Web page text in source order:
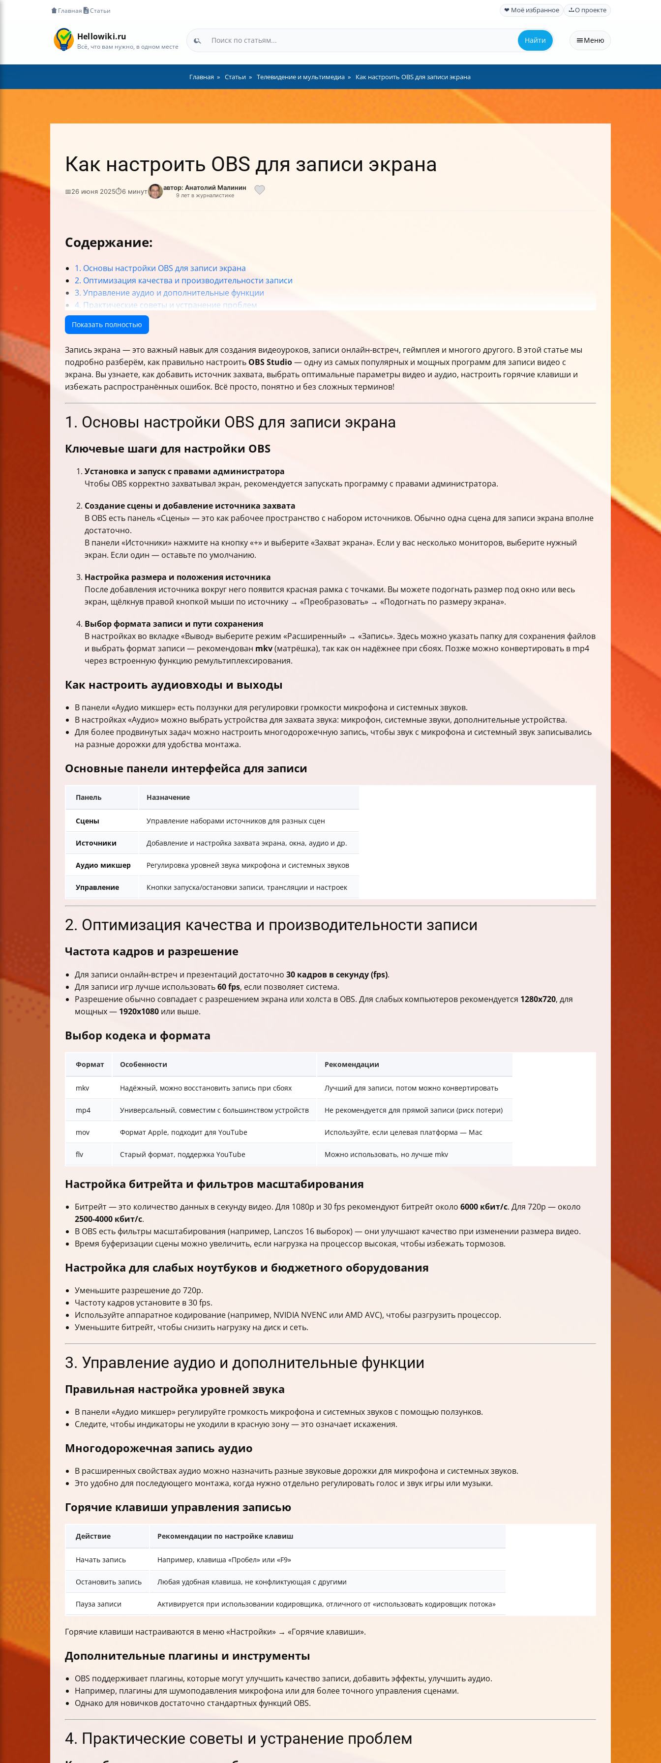
Главная Статьи ❤ Моё избранное О проекте
Hellowiki.ru
Всё, что вам нужно, в одном месте
Найти Меню
Главная Статьи Телевидение и мультимедиа Как настроить OBS для записи экрана
Как настроить OBS для записи экрана
📅26 июня 2025⏱6 минут автор: Анатолий Малинин
9 лет в журналистике
Содержание:
1. Основы настройки OBS для записи экрана
2. Оптимизация качества и производительности записи
3. Управление аудио и дополнительные функции
4. Практические советы и устранение проблем
Итог
Показать полностью
Запись экрана — это важный навык для создания видеоуроков, записи онлайн-встреч, геймплея и многого другого. В этой статье мы
подробно разберём, как правильно настроить OBS Studio— одну из самых популярных и мощных программ для записи видео с
экрана. Вы узнаете, как добавить источник захвата, выбрать оптимальные параметры видео и аудио, настроить горячие клавиши и
избежать распространённых ошибок. Всё просто, понятно и без сложных терминов!
1. Основы настройки OBS для записи экрана
Ключевые шаги для настройки OBS
Установка и запуск с правами администратора
Чтобы OBS корректно захватывал экран, рекомендуется запускать программу с правами администратора.
Создание сцены и добавление источника захвата
В OBS есть панель «Сцены» — это как рабочее пространство с набором источников. Обычно одна сцена для записи экрана вполне
достаточно.
В панели «Источники» нажмите на кнопку «+» и выберите «Захват экрана». Если у вас несколько мониторов, выберите нужный
экран. Если один — оставьте по умолчанию.
Настройка размера и положения источника
После добавления источника вокруг него появится красная рамка с точками. Вы можете подогнать размер под окно или весь
экран, щёлкнув правой кнопкой мыши по источнику → «Преобразовать» → «Подогнать по размеру экрана».
Выбор формата записи и пути сохранения
В настройках во вкладке «Вывод» выберите режим «Расширенный» → «Запись». Здесь можно указать папку для сохранения файлов
и выбрать формат записи — рекомендован mkv(матрёшка), так как он надёжнее при сбоях. Позже можно конвертировать в mp4
через встроенную функцию ремультиплексирования.
Как настроить аудиовходы и выходы
В панели «Аудио микшер» есть ползунки для регулировки громкости микрофона и системных звуков.
В настройках «Аудио» можно выбрать устройства для захвата звука: микрофон, системные звуки, дополнительные устройства.
Для более продвинутых задач можно настроить многодорожечную запись, чтобы звук с микрофона и системный звук записывались
на разные дорожки для удобства монтажа.
Основные панели интерфейса для записи
Панель Назначение
Сцены Управление наборами источников для разных сцен
Источники Добавление и настройка захвата экрана, окна, аудио и др.
Аудио микшер Регулировка уровней звука микрофона и системных звуков
Управление Кнопки запуска/остановки записи, трансляции и настроек
2. Оптимизация качества и производительности записи
Частота кадров и разрешение
Для записи онлайн-встреч и презентаций достаточно 30 кадров в секунду (fps).
Для записи игр лучше использовать60 fps, если позволяет система.
Разрешение обычно совпадает с разрешением экрана или холста в OBS. Для слабых компьютеров рекомендуется 1280x720, для
мощных — 1920x1080 или выше.
Выбор кодека и формата
Формат Особенности Рекомендации
mkv Надёжный, можно восстановить запись при сбоях Лучший для записи, потом можно конвертировать
mp4 Универсальный, совместим с большинством устройств Не рекомендуется для прямой записи (риск потери)
mov Формат Apple, подходит для YouTube Используйте, если целевая платформа — Mac
flv Старый формат, поддержка YouTube Можно использовать, но лучше mkv
Настройка битрейта и фильтров масштабирования
Битрейт — это количество данных в секунду видео. Для 1080p и 30 fps рекомендуют битрейт около 6000 кбит/с. Для 720p — около
2500-4000 кбит/с.
В OBS есть фильтры масштабирования (например, Lanczos 16 выборок) — они улучшают качество при изменении размера видео.
Время буферизации сцены можно увеличить, если нагрузка на процессор высокая, чтобы избежать тормозов.
Настройка для слабых ноутбуков и бюджетного оборудования
Уменьшите разрешение до 720p.
Частоту кадров установите в 30 fps.
Используйте аппаратное кодирование (например, NVIDIA NVENC или AMD AVC), чтобы разгрузить процессор.
Уменьшите битрейт, чтобы снизить нагрузку на диск и сеть.
3. Управление аудио и дополнительные функции
Правильная настройка уровней звука
В панели «Аудио микшер» регулируйте громкость микрофона и системных звуков с помощью ползунков.
Следите, чтобы индикаторы не уходили в красную зону — это означает искажения.
Многодорожечная запись аудио
В расширенных свойствах аудио можно назначить разные звуковые дорожки для микрофона и системных звуков.
Это удобно для последующего монтажа, когда нужно отдельно регулировать голос и звук игры или музыки.
Горячие клавиши управления записью
Действие Рекомендации по настройке клавиш
Начать запись Например, клавиша «Пробел» или «F9»
Остановить запись Любая удобная клавиша, не конфликтующая с другими
Пауза записи Активируется при использовании кодировщика, отличного от «использовать кодировщик потока»
Горячие клавиши настраиваются в меню «Настройки» → «Горячие клавиши».
Дополнительные плагины и инструменты
OBS поддерживает плагины, которые могут улучшить качество записи, добавить эффекты, улучшить аудио.
Например, плагины для шумоподавления микрофона или для более точного управления сценами.
Однако для новичков достаточно стандартных функций OBS.
4. Практические советы и устранение проблем